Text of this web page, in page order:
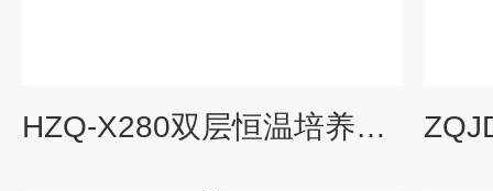
HZQ-X280双层恒温培养摇床